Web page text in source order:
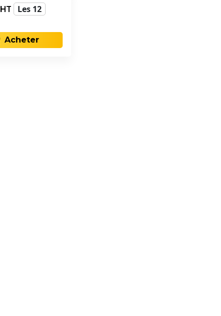
HT Les 12
Acheter